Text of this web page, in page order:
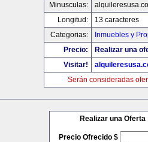
Minusculas:
Longitud:
13 caracteres
Categorias:
Inmuebles y
Precio:
Realizar una
Visitar!
Serán consideradas
Realizar una Oferta
Precio Ofrecido $